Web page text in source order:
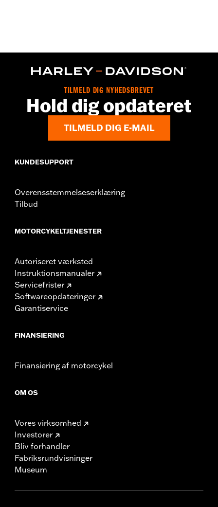
TILMELD DIG NYHEDSBREVET
Hold dig opdateret
TILMELD DIG E-MAIL
KUNDESUPPORT
Overensstemmelseserklæring
Tilbud
MOTORCYKELTJENESTER
Autoriseret værksted
Instruktionsmanualer
Servicefrister
Softwareopdateringer
Garantiservice
FINANSIERING
Finansiering af motorcykel
OM OS
Vores virksomhed
Investorer
Bliv forhandler
Fabriksrundvisninger
Museum